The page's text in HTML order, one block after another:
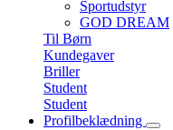
Sportudstyr
GOD DREAM
Til Børn
Kundegaver
Briller
Student
Student
Profilbeklædning